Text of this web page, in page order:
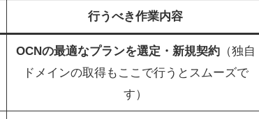
行うべき作業内容
OCNの最適なプランを選定・新規契約（独自
ドメインの取得もここで行うとスムーズで
す）